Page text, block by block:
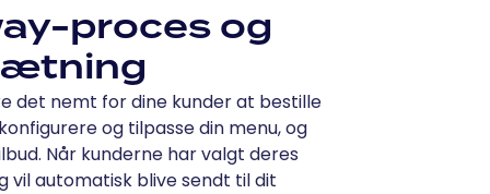
proces og
det nemt for dine kunder at bestille
og tilpasse din menu, og
Når kunderne har valgt deres
vil automatisk blive sendt til dit